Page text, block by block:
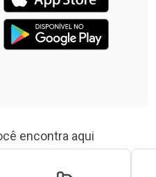
encontra aqui